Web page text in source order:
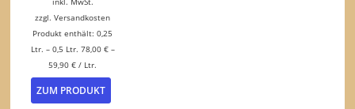
zzgl.Versandkosten
Produkt enthält: 0,25
Ltr. – 0,5 Ltr. 78,00 €–
59,90€ / Ltr.
ZUM PRODUKT
Dieses